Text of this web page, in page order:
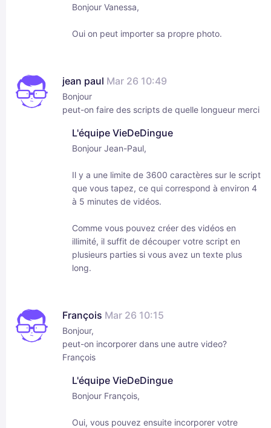
Bonjour Vanessa,
Oui on peut importer sa propre photo.
jean paul Mar 26 10:49
Bonjour
peut-on faire des scripts de quelle longueur merci
L'équipe VieDeDingue
Bonjour Jean-Paul,
Il y a une limite de 3600 caractères sur le script
que vous tapez, ce qui correspond à environ 4
à 5 minutes de vidéos.
Comme vous pouvez créer des vidéos en
illimité, il suffit de découper votre script en
plusieurs parties si vous avez un texte plus
long.
François Mar 26 10:15
Bonjour,
peut-on incorporer dans une autre video?
François
L'équipe VieDeDingue
Bonjour François,
Oui, vous pouvez ensuite incorporer votre